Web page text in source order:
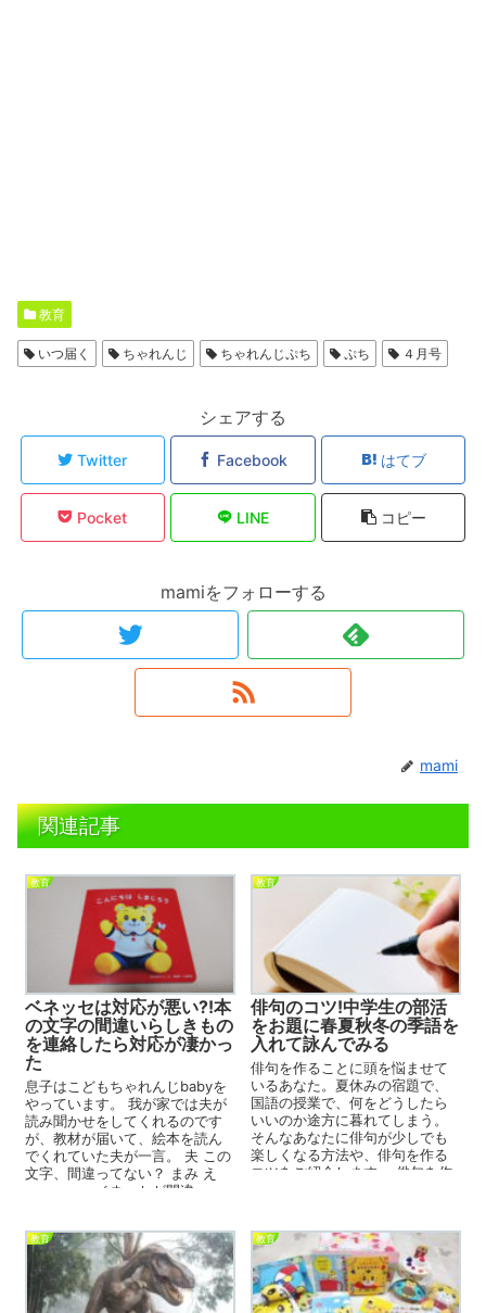
教育
いつ届く ちゃれんじ ちゃれんじぷち ぷち ４月号
シェアする
Twitter Facebook はてブ
Pocket LINE コピー
mamiをフォローする
mami
関連記事
教育
ベネッセは対応が悪い?!本
の文字の間違いらしきもの
を連絡したら対応が凄かっ
た
息子はこどもちゃれんじbabyを
やっています。 我が家では夫が
読み聞かせをしてくれるのです
が、教材が届いて、絵本を読ん
でくれていた夫が一言。 夫 この
文字、間違ってない？ まみ え
っ・・・。ベネッセが間違...
教育
俳句のコツ!中学生の部活
をお題に春夏秋冬の季語を
入れて詠んでみる
俳句を作ることに頭を悩ませて
いるあなた。夏休みの宿題で、
国語の授業で、何をどうしたら
いいのか途方に暮れてしまう。
そんなあなたに俳句が少しでも
楽しくなる方法や、俳句を作る
コツをご紹介します。 俳句を作
教育 教育